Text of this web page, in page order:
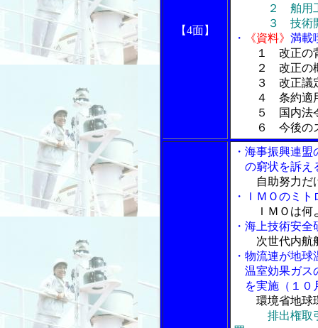
【4面】
２ 舶用
３ 技術開
・
《資料》 満載
１ 改正の
２ 改正の
３ 改正議定
４ 条約適
５ 国内法令
６ 今後のス
・海事振興連
の窮状を訴え
自助努力だ
・ＩＭＯのミ
ＩＭＯは
・海上技術安
次世代内航
・物流連が地
温室効果ガス
を実施（１０
環境省地球
排出権取